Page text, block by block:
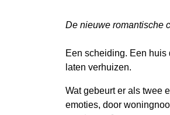
De nieuwe romantische
Een scheiding. Een
laten verhuizen.
Wat gebeurt er als twee
emoties, door